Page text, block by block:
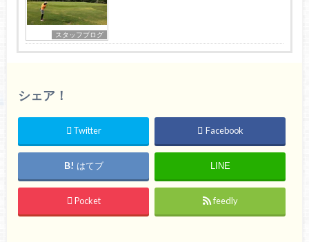
スタッフブログ
シェア！
Twitter Facebook
はてブ LINE
Pocket feedly